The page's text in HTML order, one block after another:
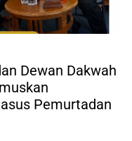
Dewan Dakwah
Pemurtadan